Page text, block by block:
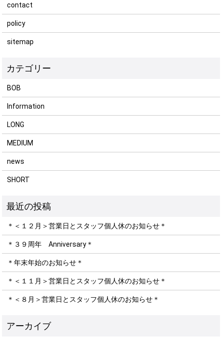
contact
policy
sitemap
BOB
Information
LONG
MEDIUM
news
SHORT
＊＜１２月＞営業日とスタッフ個人休のお知らせ＊
＊３９周年 Anniversary＊
＊年末年始のお知らせ＊
＊＜１１月＞営業日とスタッフ個人休のお知らせ＊
＊＜８月＞営業日とスタッフ個人休のお知らせ＊